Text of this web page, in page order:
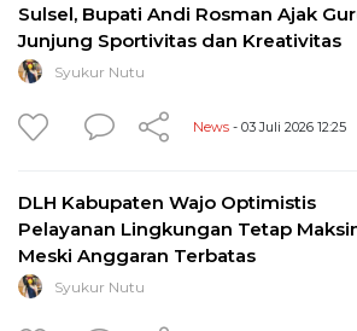
Sulsel, Bupati Andi Rosman Ajak
Junjung Sportivitas dan Kreativitas
Syukur Nutu
News - 03 Juli 2026 12:25
DLH Kabupaten Wajo Optimistis
Pelayanan Lingkungan Tetap
Meski Anggaran Terbatas
Syukur Nutu